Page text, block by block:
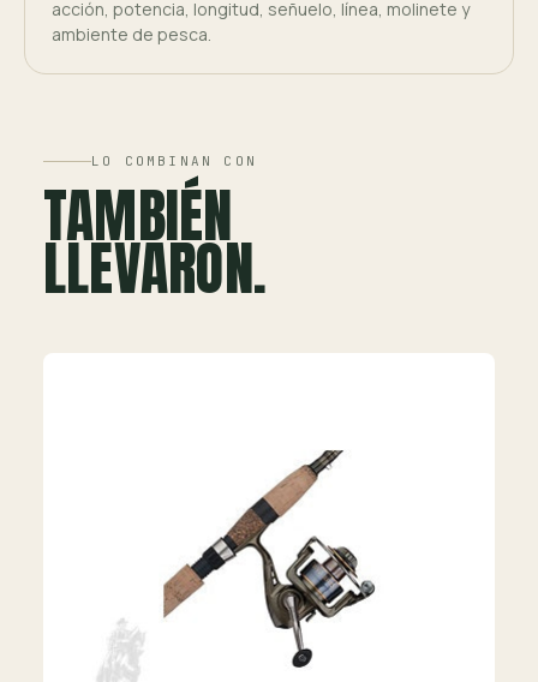
acción, potencia, longitud, señuelo, línea, molinete y
ambiente de pesca.
LO COMBINAN CON
TAMBIÉN
LLEVARON.